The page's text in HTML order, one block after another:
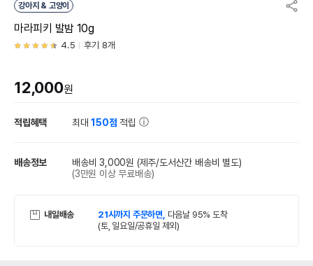
강아지 & 고양이
마라피키 발밤 10g
4.5 후기 8개
12,000원
적립혜택 최대150점 적립
배송정보 배송비 3,000원 (제주/도서산간 배송비 별도)
(3만원 이상 무료배송)
내일배송 21시까지 주문하면, 다음날 95% 도착
(토, 일요일/공휴일 제외)